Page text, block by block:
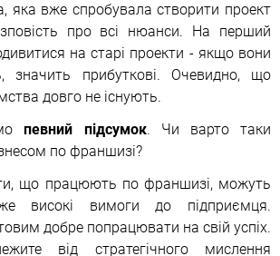
яка вже спробувала створити проект
про всі нюанси. На перший
на старі проекти - якщо вони
значить прибуткові. Очевидно, що
довго не існують.
певний підсумок. Чи варто таки
по франшизі?
що працюють по франшизі, можуть
високі вимоги до підприємця.
добре попрацювати на свій успіх.
від стратегічного мислення